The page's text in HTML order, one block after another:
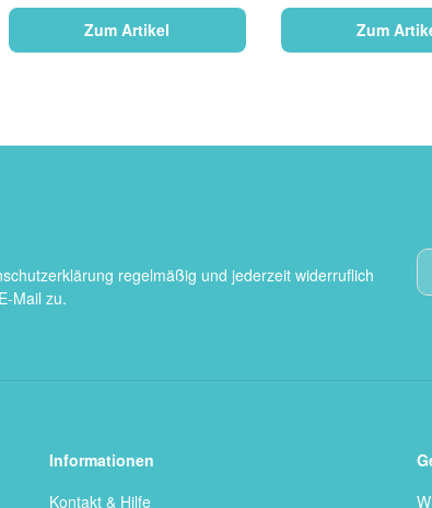
Zum Artikel Zum
regelmäßig und jederzeit widerruflich
Mail zu.
Informationen
Kontakt & Hilfe